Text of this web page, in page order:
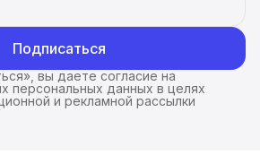
Подписаться
вы даете согласие на
персональных данных в целях
и рекламной рассылки